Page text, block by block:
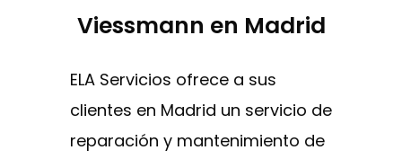
Viessmann en Madrid
ELA Servicios ofrece a sus
clientes en Madrid un servicio de
reparación y mantenimiento de